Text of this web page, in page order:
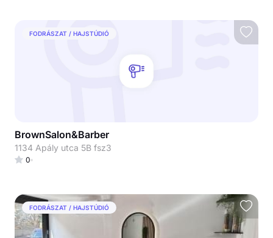
FODRÁSZAT / HAJSTÚDIÓ
BrownSalon&Barber
1134 Apály utca 5B fsz3
0
FODRÁSZAT / HAJSTÚDIÓ